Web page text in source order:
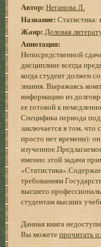
Автор: Неганова Л.
Название: Статистика:
Жанр: Деловая
Аннотация:
Непосредственной
дисциплине всегда
когда студент должен
знания. Выражаясь
информацию из
ее готовой к
Специфика периода
заключается в том, что
просто нет времени):
именно этой задачи
требованиям
высшего
студентам высших
Данная книга
Вы можетепрочитать